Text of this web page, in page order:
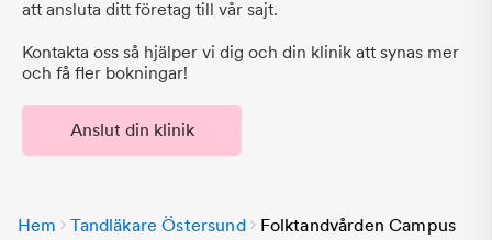
att ansluta ditt företag till vår sajt.
Kontakta oss så hjälper vi dig och din klinik att synas mer
och få fler bokningar!
Anslut din klinik
Hem Tandläkare Östersund Folktandvården Campus